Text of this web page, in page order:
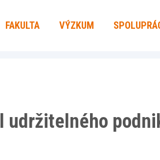
FAKULTA VÝZKUM
udržitelného